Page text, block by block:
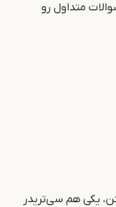
متداول رو
کرده. یکی متاتریدر ۵ که تقریباً همه باهاش آشنا هستن، یکی هم سی‌تریدر